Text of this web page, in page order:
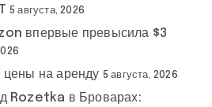
5 августа, 2026
впервые превысила $3
цены на аренду 5 августа, 2026
Rozetka в Броварах: